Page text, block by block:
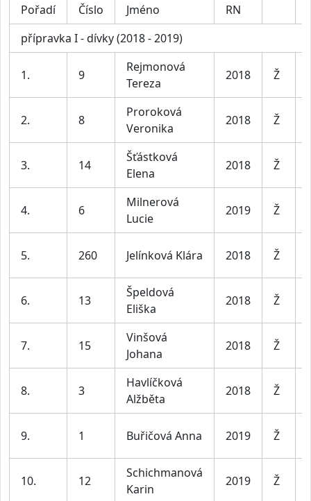
Pořadí Číslo Jméno RN
přípravka I - dívky (2018 - 2019)
1. 9
Rejmonová
Tereza
2018 Ž
2. 8
Proroková
Veronika
2018 Ž
3. 14
Šťástková
Elena
2018 Ž
4. 6
Milnerová
Lucie
2019 Ž
5. 260 Jelínková Klára 2018 Ž
6. 13
Špeldová
Eliška
2018 Ž
7. 15
Vinšová
Johana
2018 Ž
8. 3
Havlíčková
Alžběta
2018 Ž
9. 1 Buřičová Anna 2019 Ž
10. 12
Schichmanová
Karin
2019 Ž